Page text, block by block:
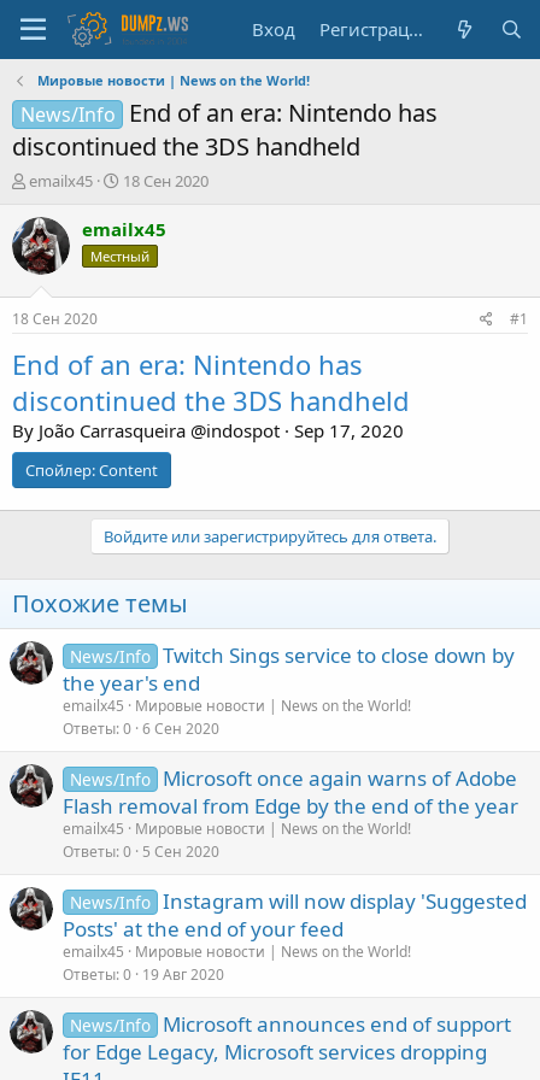
Вход Регистрация
Мировые новости | News on the World!
News/Info
End of an era: Nintendo has
discontinued the 3DS handheld
А
т
о
р
е
м
emailx45
Д
т
а
н
а
18 Сен 2020
emailx45
Местный
18 Сен 2020 #1
End of an era: Nintendo has
discontinued the 3DS handheld
By João Carrasqueira @indospot · Sep 17, 2020
Спойлер:Content
Войдите или зарегистрируйтесь для ответа.
Похожие темы
News/Info Twitch Sings service to close down by
the year's end
emailx45
Мировые новости | News on the World!
Ответы 0 6 Сен 2020
News/Info Microsoft once again warns of Adobe
Flash removal from Edge by the end of the year
emailx45
Мировые новости | News on the World!
Ответы 0 5 Сен 2020
News/Info Instagram will now display 'Suggested
Posts' at the end of your feed
emailx45
Мировые новости | News on the World!
Ответы 0 19 Авг 2020
News/Info Microsoft announces end of support
for Edge Legacy, Microsoft services dropping